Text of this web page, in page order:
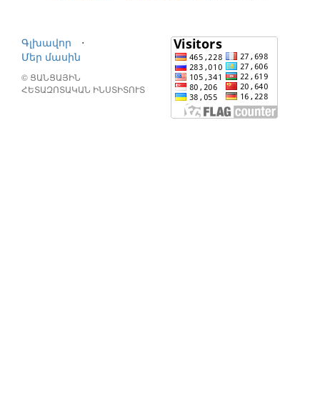
Գլխավոր
⋅
Մեր մասին
© ՑԱՆՑԱՅԻՆ
ՀԵՏԱԶՈՏԱԿԱՆ ԻՆՍՏԻՏՈՒՏ